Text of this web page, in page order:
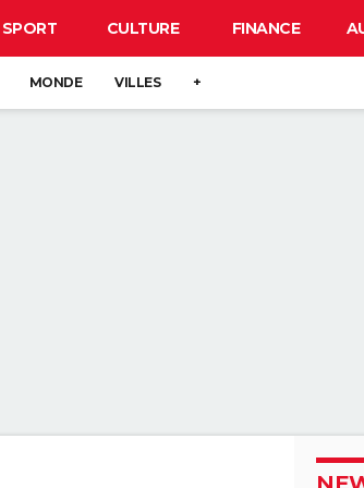
SPORT CULTURE FINANCE
MONDE VILLES +